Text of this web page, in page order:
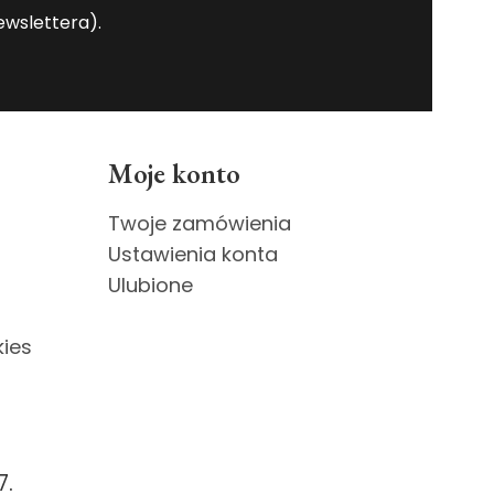
Moje konto
Twoje zamówienia
Ustawienia konta
Ulubione